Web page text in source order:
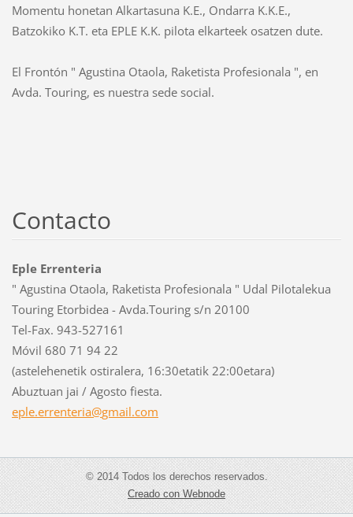
Momentu honetan Alkartasuna K.E., Ondarra K.K.E.,
Batzokiko K.T. eta EPLE K.K. pilota elkarteek osatzen dute.
El Frontón " Agustina Otaola, Raketista Profesionala ", en
Avda. Touring, es nuestra sede social.
Contacto
Eple Errenteria
" Agustina Otaola, Raketista Profesionala " Udal Pilotalekua
Touring Etorbidea - Avda.Touring s/n 20100
Tel-Fax. 943-527161
Móvil 680 71 94 22
(astelehenetik ostiralera, 16:30etatik 22:00etara)
Abuztuan jai / Agosto fiesta.
eple.errenteria@gmail.com
© 2014 Todos los derechos reservados.
Creado con Webnode